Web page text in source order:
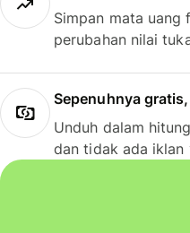
Simpan mata uang
perubahan nilai
Sepenuhnya
Unduh dalam
dan tidak ada iklan